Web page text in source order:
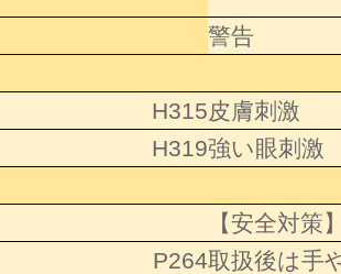
警告
H315皮膚刺激
H319強い眼刺激
【安全対策】
P264取扱後は手